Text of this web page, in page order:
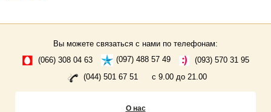
Вы можете связаться с нами по телефонам:
(066) 308 04 63
(097) 488 57 49
(093) 570 31 95
(044) 501 67 51
с 9.00 до 21.00
О нас